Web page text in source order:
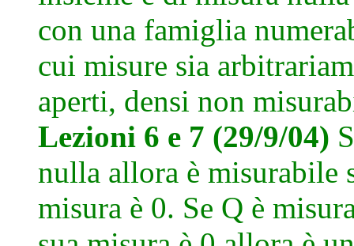
con una famiglia
cui misure sia
aperti, densi non
Lezioni 6 e 7 (29/9/04)
nulla allora è misurabile
misura è 0. Se Q è